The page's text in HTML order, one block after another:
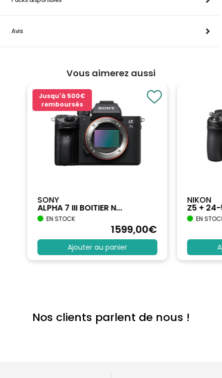
Avis
Vous aimerez aussi
Jusqu'à 500€
remboursés
SONY
ALPHA 7 III BOITIER N...
EN STOCK
1599,00€
Ajouter au panier
NIKON
Z5 +
EN
Nos clients parlent de nous !